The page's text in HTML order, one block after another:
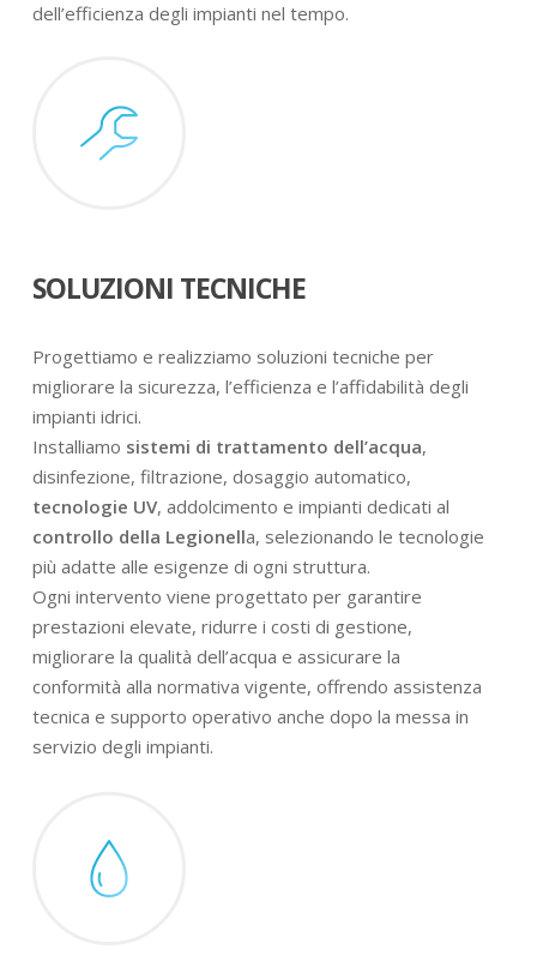
dell’efficienza degli impianti nel tempo.
SOLUZIONI TECNICHE
Progettiamo e realizziamo soluzioni tecniche per
migliorare la sicurezza, l’efficienza e l’affidabilità degli
impianti idrici.
Installiamo sistemi di trattamento dell’acqua,
disinfezione, filtrazione, dosaggio automatico,
tecnologie UV, addolcimento e impianti dedicati al
controllo della Legionella, selezionando le tecnologie
più adatte alle esigenze di ogni struttura.
Ogni intervento viene progettato per garantire
prestazioni elevate, ridurre i costi di gestione,
migliorare la qualità dell’acqua e assicurare la
conformità alla normativa vigente, offrendo assistenza
tecnica e supporto operativo anche dopo la messa in
servizio degli impianti.